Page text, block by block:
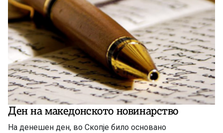
Ден на македонското новинарство
На денешен ден, во Скопје било основано